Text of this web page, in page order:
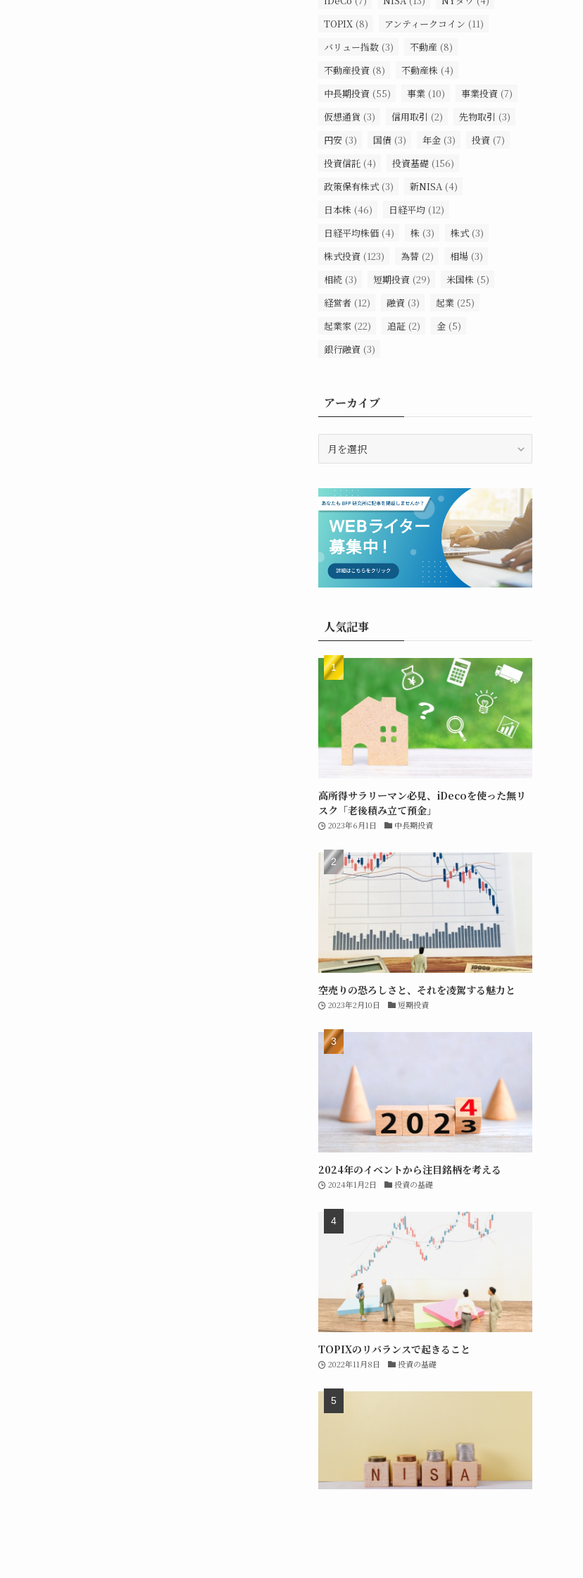
TOPIX (8) アンティークコイン (11)
バリュー指数 (3) 不動産 (8)
不動産投資 (8) 不動産株 (4)
中長期投資 (55) 事業 (10) 事業投資 (7)
仮想通貨 (3) 信用取引 (2) 先物取引 (3)
円安 (3) 国債 (3) 年金 (3) 投資 (7)
投資信託 (4) 投資基礎 (156)
政策保有株式 (3) 新NISA (4)
日本株 (46) 日経平均 (12)
日経平均株価 (4) 株 (3) 株式 (3)
株式投資 (123) 為替 (2) 相場 (3)
相続 (3) 短期投資 (29) 米国株 (5)
経営者 (12) 融資 (3) 起業 (25)
起業家 (22) 追証 (2) 金 (5)
銀行融資 (3)
アーカイブ
イ
ブ
人気記事
高所得サラリーマン必見、iDecoを使った無リ
スク「老後積み立て預金」
2023年6月1日 中長期投資
空売りの恐ろしさと、それを凌駕する魅力と
2023年2月10日 短期投資
2024年のイベントから注目銘柄を考える
2024年1月2日 投資の基礎
TOPIXのリバランスで起きること
2022年11月8日 投資の基礎